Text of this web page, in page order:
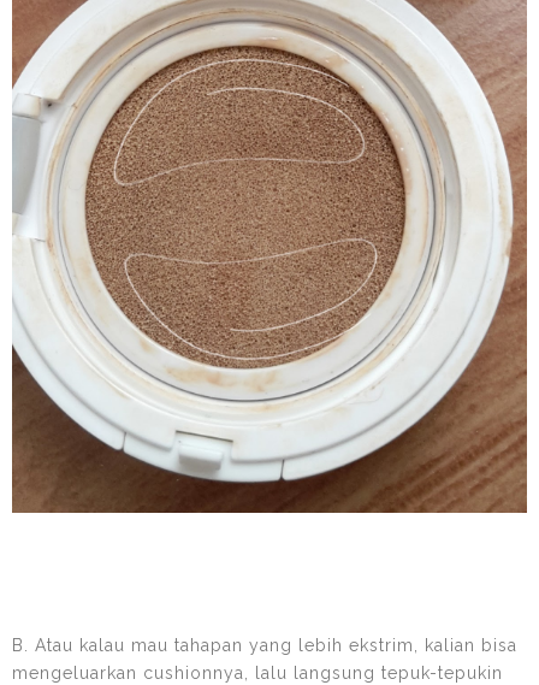
B. Atau kalau mau tahapan yang lebih ekstrim, kalian bisa
mengeluarkan cushionnya, lalu langsung tepuk-tepukin